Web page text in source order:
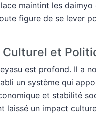
maintint les daimyo
figure de se lever
Culturel et
est profond. Il a
un système qui
et stabilité
laissé un impact